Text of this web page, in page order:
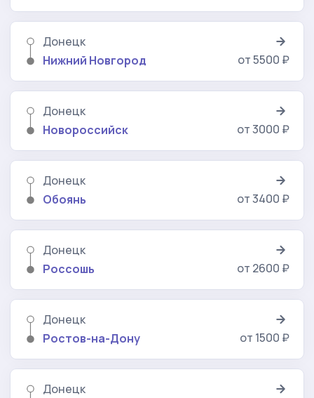
Донецк
Нижний Новгород
от 5500 ₽
Донецк
Новороссийск
от 3000 ₽
Донецк
Обоянь
от 3400 ₽
Донецк
Россошь
от 2600 ₽
Донецк
Ростов-на-Дону
от 1500 ₽
Донецк